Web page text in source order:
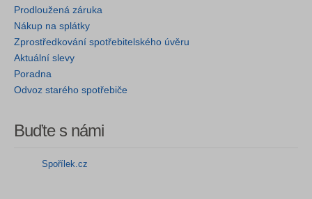
Prodloužená záruka
Nákup na splátky
Zprostředkování spotřebitelského úvěru
Aktuální slevy
Poradna
Odvoz starého spotřebiče
Buďte s námi
Spořílek.cz